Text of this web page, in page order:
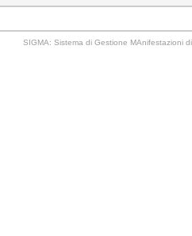
SIGMA: Sistema di Gestione MAnifestazioni